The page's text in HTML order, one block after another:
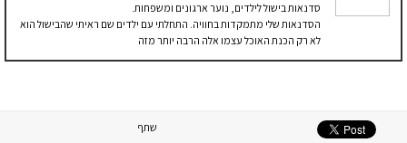
סדנאות בישול לילדים, נוער ארגונים ומשפחות.
הסדנאות שלי מתמקדות בחוויה. התחלתי עם ילדים שם ראיתי שהבישול הוא
לא רק הכנת האוכל עצמו אלה הרבה יותר מזה
שתף